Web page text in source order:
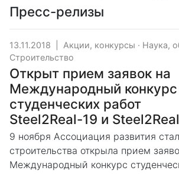
Пресс-релизы
13.11.2018 Акции, конкурсы · Наука,
Строительство
Открыт прием заявок на
Международный конкурс
студенческих работ
Steel2Real-19 и
9 ноября Ассоциация развития
строительства открыла прием
Международный конкурс